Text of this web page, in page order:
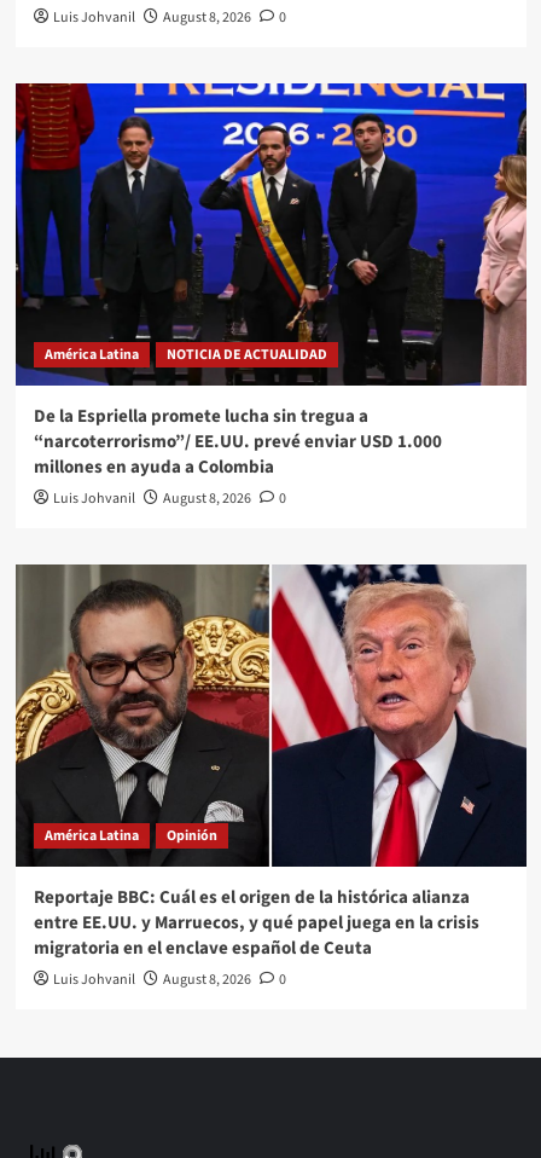
Luis Johvanil August 8, 2026 0
América Latina NOTICIA DE ACTUALIDAD
De la Espriella promete lucha sin tregua a
“narcoterrorismo”/ EE.UU. prevé enviar USD 1.000
millones en ayuda a Colombia
Luis Johvanil August 8, 2026 0
América Latina Opinión
Reportaje BBC: Cuál es el origen de la histórica alianza
entre EE.UU. y Marruecos, y qué papel juega en la crisis
migratoria en el enclave español de Ceuta
Luis Johvanil August 8, 2026 0